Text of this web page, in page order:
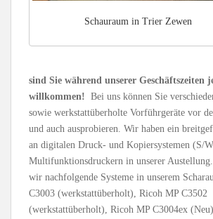
Schauraum in Trier Zewen
sind Sie während unserer Geschäftszeiten
willkommen! Bei uns können Sie
sowie werkstattüberholte Vorführgeräte vor
und auch ausprobieren. Wir haben ein
an digitalen Druck- und Kopiersystemen (S/
Multifunktionsdruckern in unserer
wir nachfolgende Systeme in unserem
C3003 (werkstattüberholt), Ricoh MP C3502
(werkstattüberholt), Ricoh MP C3004ex